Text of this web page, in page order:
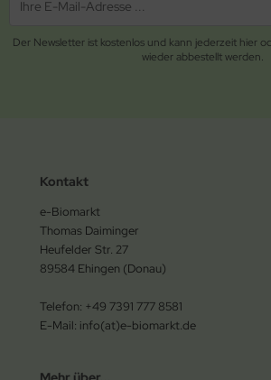
Der Newsletter ist kostenlos und kann jederzeit hier
wieder abbestellt werden.
Kontakt
e-Biomarkt
Thomas Daiminger
Heufelder Str. 27
89584 Ehingen (Donau)
Telefon: +49 7391 777 8581
E-Mail: info(at)e-biomarkt.de